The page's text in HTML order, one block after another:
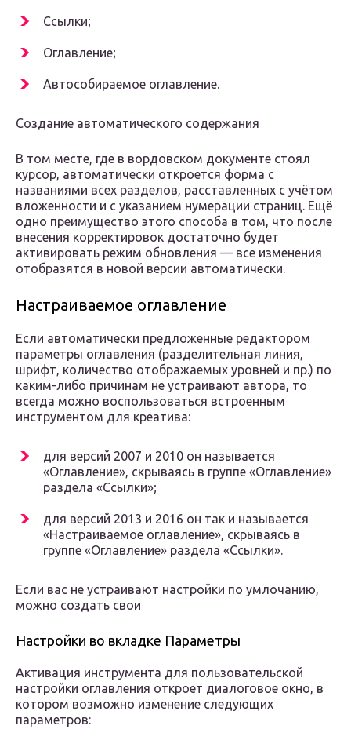
Ссылки;
Оглавление;
Автособираемое оглавление.
Создание автоматического содержания
В том месте, где в вордовском документе стоял
курсор, автоматически откроется форма с
названиями всех разделов, расставленных с учётом
вложенности и с указанием нумерации страниц. Ещё
одно преимущество этого способа в том, что после
внесения корректировок достаточно будет
активировать режим обновления — все изменения
отобразятся в новой версии автоматически.
Настраиваемое оглавление
Если автоматически предложенные редактором
параметры оглавления (разделительная линия,
шрифт, количество отображаемых уровней и пр.) по
каким-либо причинам не устраивают автора, то
всегда можно воспользоваться встроенным
инструментом для креатива:
для версий 2007 и 2010 он называется
«Оглавление», скрываясь в группе «Оглавление»
раздела «Ссылки»;
для версий 2013 и 2016 он так и называется
«Настраиваемое оглавление», скрываясь в
группе «Оглавление» раздела «Ссылки».
Если вас не устраивают настройки по умлочанию,
можно создать свои
Настройки во вкладке Параметры
Активация инструмента для пользовательской
настройки оглавления откроет диалоговое окно, в
котором возможно изменение следующих
параметров: